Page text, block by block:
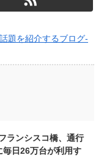
題を紹介するブログ-
ランシスコ橋、通行
毎日26万台が利用す